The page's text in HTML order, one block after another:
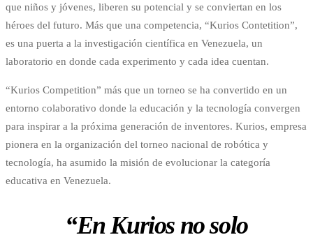
que niños y jóvenes, liberen su potencial y se conviertan en los
héroes del futuro. Más que una competencia, “Kurios Contetition”,
es una puerta a la investigación científica en Venezuela, un
laboratorio en donde cada experimento y cada idea cuentan.
“Kurios Competition” más que un torneo se ha convertido en un
entorno colaborativo donde la educación y la tecnología convergen
para inspirar a la próxima generación de inventores. Kurios, empresa
pionera en la organización del torneo nacional de robótica y
tecnología, ha asumido la misión de evolucionar la categoría
educativa en Venezuela.
“En Kurios no solo